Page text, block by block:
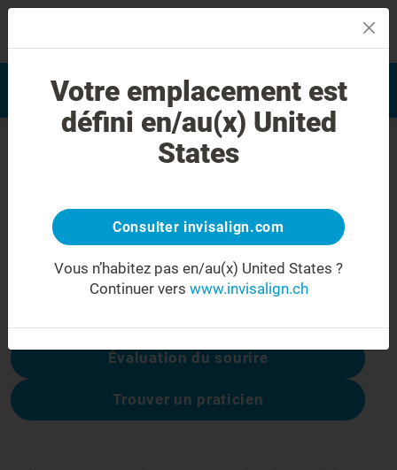
Evaluation du sourire
Trouver un docteur formé
Invisalign
Erreur 404
Cette page n’est pas disponible, les autres
sont :
Évaluation du sourire
Trouver un praticien
Votre emplacement est
défini en/au(x) United
States
Consulter invisalign.com
Vous n’habitez pas en/au(x) United States ?
Continuer vers www.invisalign.ch